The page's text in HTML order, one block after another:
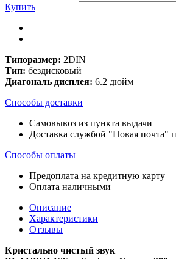
Купить
Типоразмер: 2DIN
Тип: бездисковый
Диагональ дисплея: 6.2 дюйм
Способы доставки
Самовывоз из пункта выдачи
Доставка службой "Новая почта"
Способы оплаты
Предоплата на кредитную карту
Оплата наличными
Описание
Характеристики
Отзывы
Кристально чистый звук